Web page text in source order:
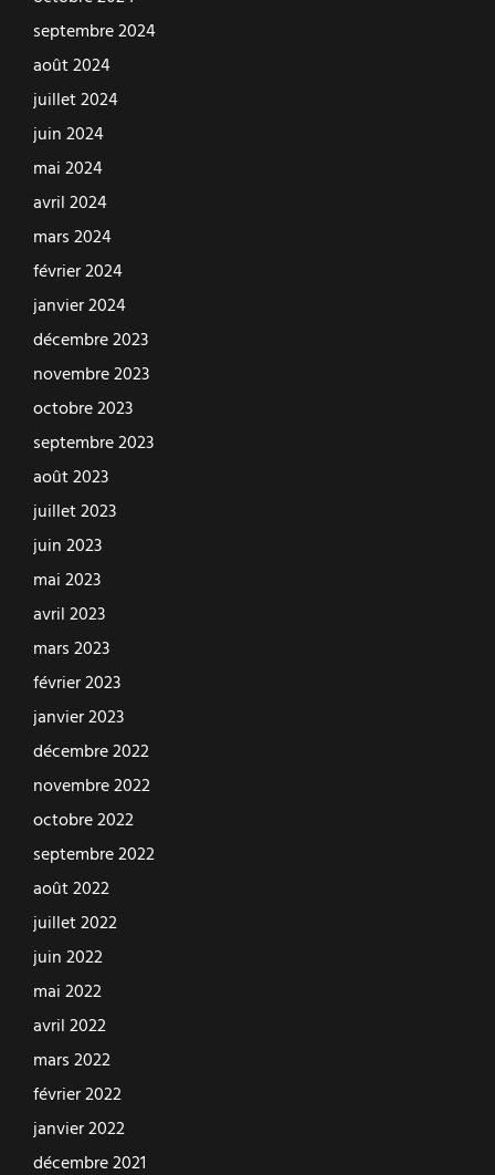
septembre 2024
août 2024
juillet 2024
juin 2024
mai 2024
avril 2024
mars 2024
février 2024
janvier 2024
décembre 2023
novembre 2023
octobre 2023
septembre 2023
août 2023
juillet 2023
juin 2023
mai 2023
avril 2023
mars 2023
février 2023
janvier 2023
décembre 2022
novembre 2022
octobre 2022
septembre 2022
août 2022
juillet 2022
juin 2022
mai 2022
avril 2022
mars 2022
février 2022
janvier 2022
décembre 2021